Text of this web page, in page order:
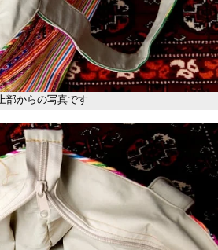
上部からの写真です